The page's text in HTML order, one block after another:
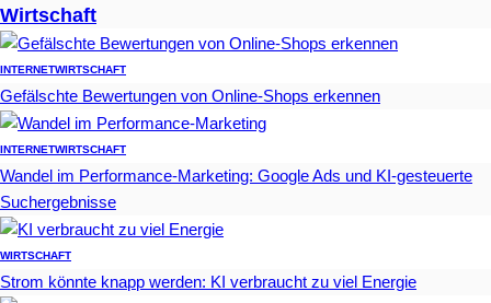
Wirtschaft
INTERNETWIRTSCHAFT
Gefälschte Bewertungen von Online-Shops erkennen
INTERNETWIRTSCHAFT
Wandel im Performance-Marketing: Google Ads und KI-gesteuerte
Suchergebnisse
WIRTSCHAFT
Strom könnte knapp werden: KI verbraucht zu viel Energie